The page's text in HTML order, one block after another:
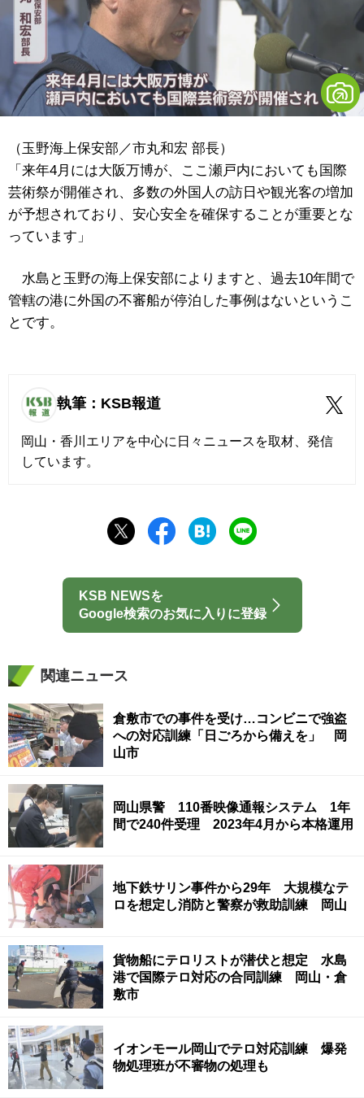
（玉野海上保安部／市丸和宏 部長）
「来年4月には大阪万博が、ここ瀬戸内においても国際
芸術祭が開催され、多数の外国人の訪日や観光客の増加
が予想されており、安心安全を確保することが重要とな
っています」
水島と玉野の海上保安部によりますと、過去10年間で
管轄の港に外国の不審船が停泊した事例はないというこ
とです。
執筆：KSB報道
岡山・香川エリアを中心に日々ニュースを取材、発信
しています。
KSB NEWSを
Google検索のお気に入りに登録
関連ニュース
倉敷市での事件を受け…コンビニで強盗
への対応訓練「日ごろから備えを」 岡
山市
岡山県警 110番映像通報システム 1年
間で240件受理 2023年4月から本格運用
地下鉄サリン事件から29年 大規模なテ
ロを想定し消防と警察が救助訓練 岡山
貨物船にテロリストが潜伏と想定 水島
港で国際テロ対応の合同訓練 岡山・倉
敷市
イオンモール岡山でテロ対応訓練 爆発
物処理班が不審物の処理も